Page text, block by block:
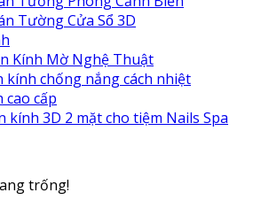
Tường Cửa Sổ 3D
Kính Mờ Nghệ Thuật
kính chống nắng cách nhiệt
cao cấp
kính 3D 2 mặt cho tiệm Nails Spa
trống!